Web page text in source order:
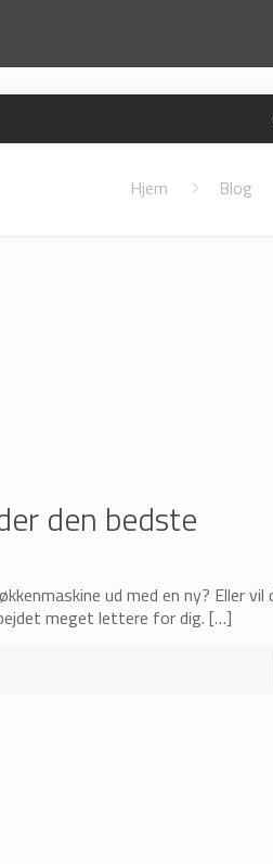
Hjem Blog
den bedste
ud med en ny? Eller vil
meget lettere for dig. […]